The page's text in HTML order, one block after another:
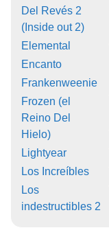
Del Revés 2
(Inside out 2)
Elemental
Encanto
Frankenweenie
Frozen (el
Reino Del
Hielo)
Lightyear
Los Increíbles
Los
indestructibles 2